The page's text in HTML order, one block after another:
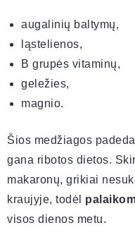
augalinių baltymų,
ląstelienos,
B grupės vitaminų,
geležies,
magnio.
Šios medžiagos
gana ribotos dietos.
makaronų, grikiai
kraujyje, todėl
visos dienos metu.